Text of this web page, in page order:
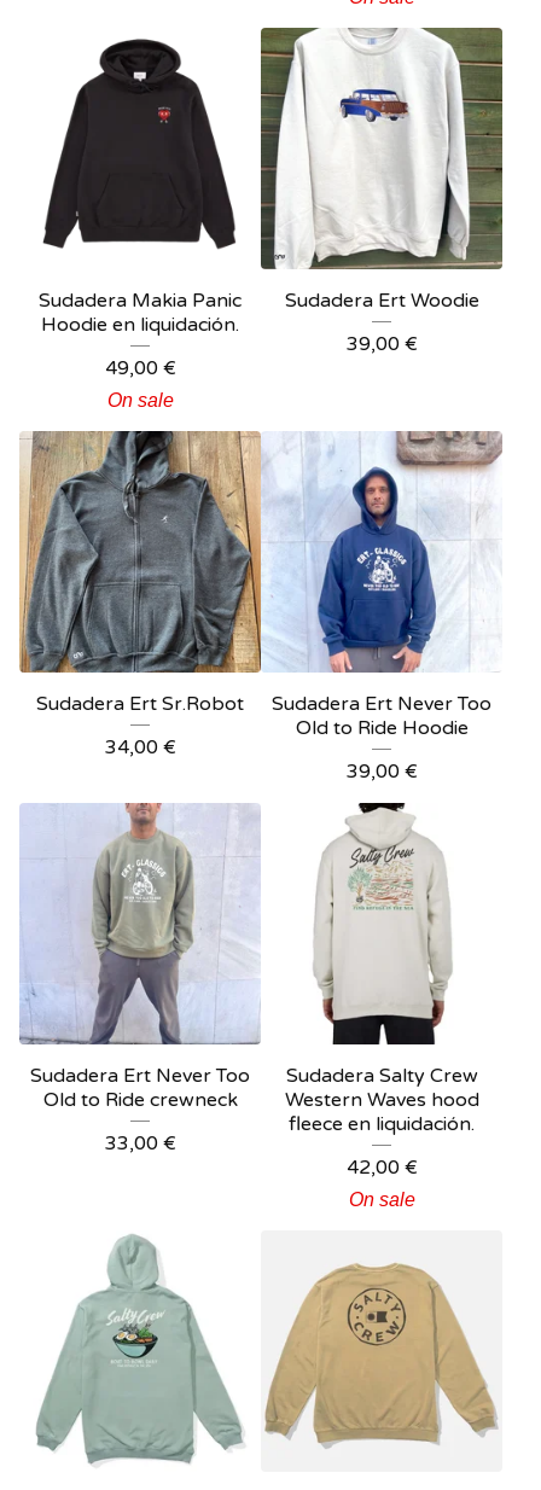
Sudadera Makia Panic
Hoodie en liquidación.
49,00 €
On sale
Sudadera Ert Woodie
39,00 €
Sudadera Ert Sr.Robot
34,00 €
Sudadera Ert Never Too
Old to Ride Hoodie
39,00 €
Sudadera Ert Never Too
Old to Ride crewneck
33,00 €
Sudadera Salty Crew
Western Waves hood
fleece en liquidación.
42,00 €
On sale